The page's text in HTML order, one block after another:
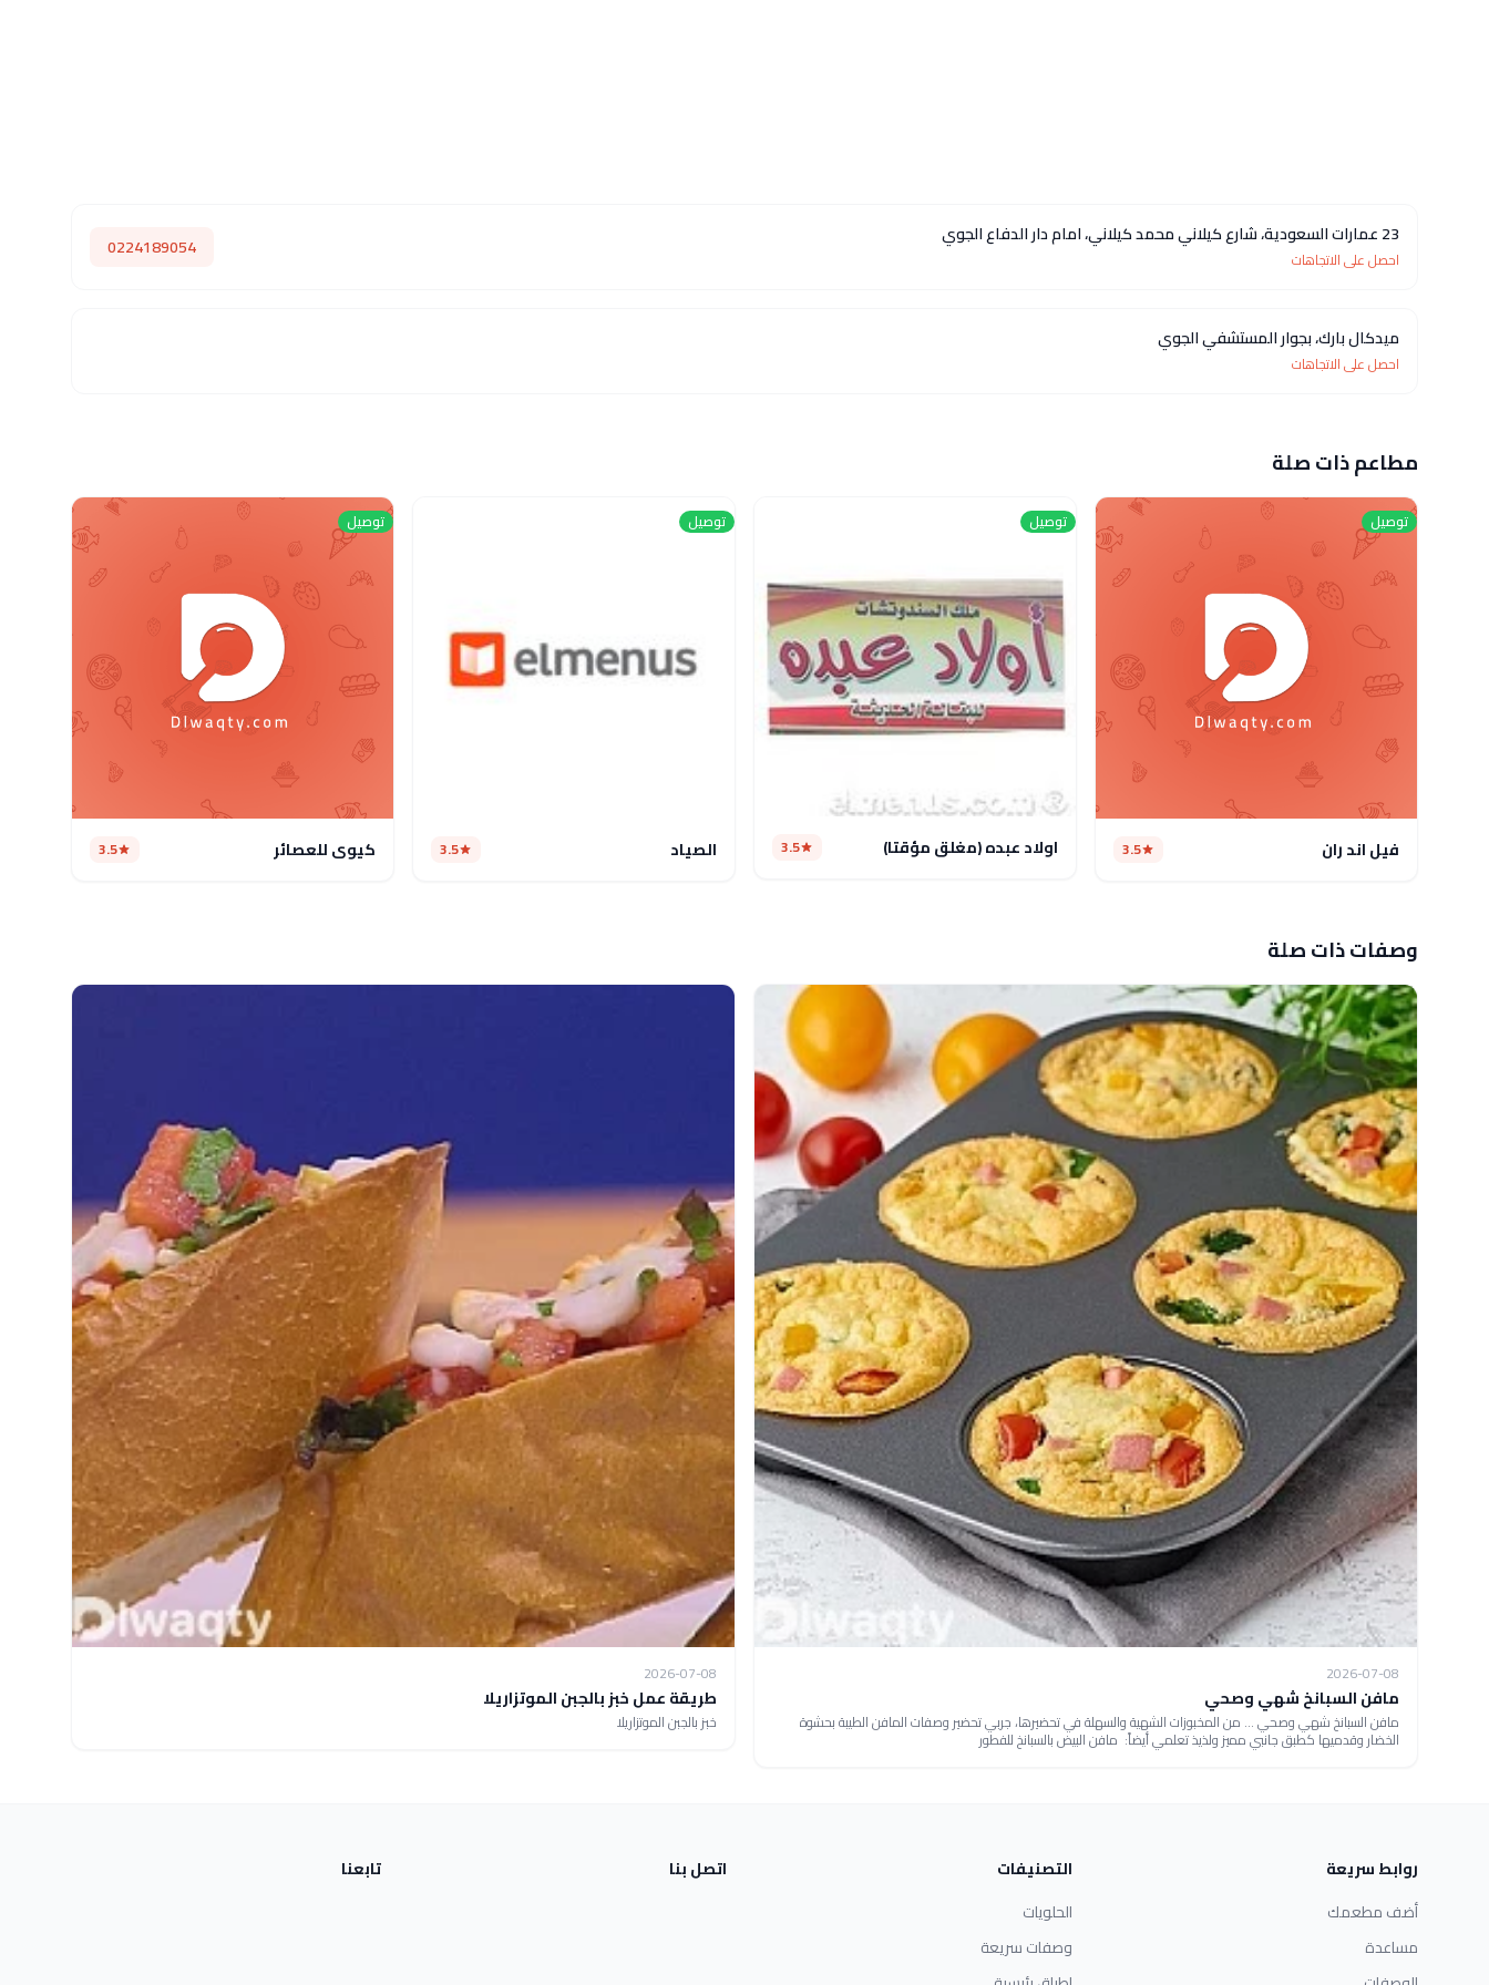
23 عمارات السعودية، شارع كيلاني محمد كيلاني، امام دار الدفاع الجوي
احصل على الاتجاهات 0224189054
ميدكال بارك، بجوار المستشفي الجوي
احصل على الاتجاهات
مطاعم ذات صلة
توصيل
فيل اند ران 3.5
توصيل
اولاد عبده (مغلق مؤقتا) 3.5
توصيل
الصياد 3.5
توصيل
كيوى للعصائر 3.5
وصفات ذات صلة
2026-07-08
مافن السبانخ شهي وصحي
مافن السبانخ شهي وصحي ... من المخبوزات الشهية والسهلة في تحضيرها، جربي تحضير وصفات المافن الطيبة بحشوة
الخضار وقدميها كطبق جانبي مميز ولذيذ تعلمي أيضاً: مافن البيض بالسبانخ للفطور
2026-07-08
طريقة عمل خبز بالجبن الموتزاريلا
خبز بالجبن الموتزاريلا
روابط سريعة
أضف مطعمك
مساعدة
التصنيفات
الحلويات
وصفات سريعة
اتصل بنا تابعنا